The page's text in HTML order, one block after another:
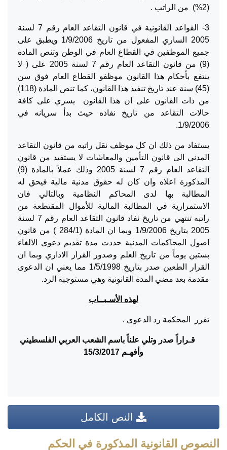
(2%) من الراتب .
3- القواعد القانونية في قانون التقاعد العام رقم 7 لسنة
2005 الساري المفعول من تاريخ 1/9/2006 ويطبق على
جميع الموظفين في القطاع العام في الوطن وتنص المادة
(9) من قانون التقاعد العام رقم 7 لسنة 2005 على ( لا
ينتفع بأحكام هذا القانون موظفو القطاع العام فوق سن
(45) سنة عند تاريخ تنفيذ هذا القانون، كما تنص المادة (118)
من ذات القانون على ان هذا القانون يسري على كافة
حالات التقاعد من تاريخ نفاذه حيث بدأ سريانه في
1/9/2006.
يستفاد من ذلك ان كل موظف نقل راتبه من قانون التقاعد
المدني الى قانون التأمين والمعاشات لا يستفيد من قانون
التقاعد العام رقم 7 لسنة 2005 وذلك عملاً بالمادة (9)
المذكورة اعلاه وان كان له حقوق مدنية مالية فيحق له
المطالبة بها لدى المحاكم النظامية وبالتالي فان
الاستمرارية في المطالبة المالية للأموال المقتطعة من
راتبه تنتهي من تاريخ نفاد قانون التقاعد العام رقم 7 لسنة
2005 بتاريخ 1/9/2006 وبما ان المادة (284/1 ) من قانون
اصول المحاكمات المدنية حددت مدة تقديم دعوى الالغاء
بستين يوماً من تاريخ العلم وصدور القرار الاداري وبما ان
القرار الطعين صدر بتاريخ 1/5/1998 مما يعني ان الدعوى
مقدمة بعد مضي المدة القانونية وهي مستوجبة الرد.
لهذه الأسـبــاب
تقرر المحكمة رد الدعوى .
قـراراً صدر وتلي علناً باسم الشعب العربي الفلسطيني
وأفهـم
النص الكامل
النصوص القانونية المذكورة في الحكم